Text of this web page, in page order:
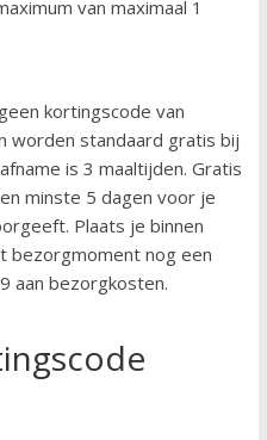
van maximaal 1
kortingscode van
worden standaard gratis bij
is 3 maaltijden. Gratis
minste 5 dagen voor je
Plaats je binnen
bezorgmoment nog een
aan bezorgkosten.